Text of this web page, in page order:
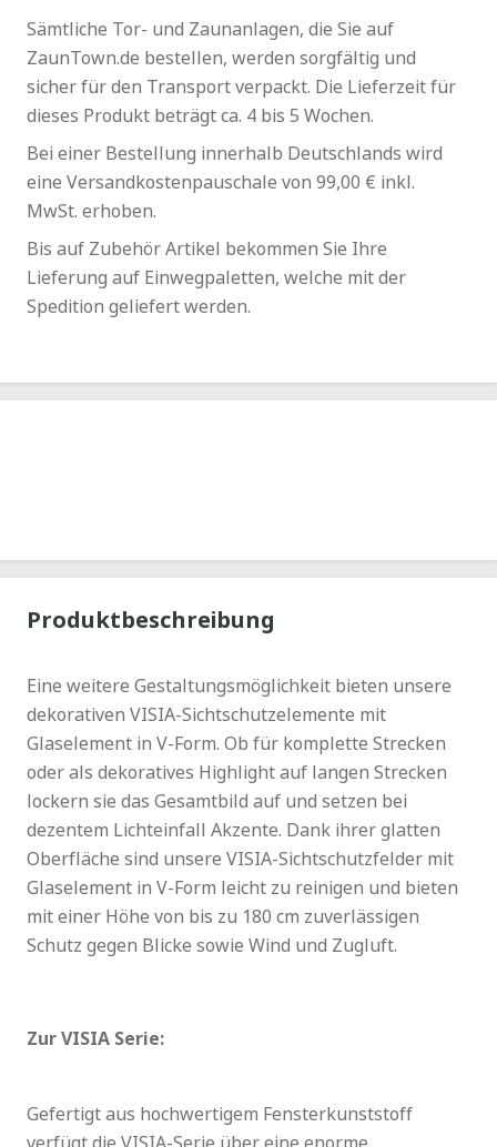
Sämtliche Tor- und Zaunanlagen, die Sie auf
ZaunTown.de bestellen, werden sorgfältig und
sicher für den Transport verpackt. Die Lieferzeit für
dieses Produkt beträgt ca. 4 bis 5 Wochen.
Bei einer Bestellung innerhalb Deutschlands wird
eine Versandkostenpauschale von 99,00 € inkl.
MwSt. erhoben.
Bis auf Zubehör Artikel bekommen Sie Ihre
Lieferung auf Einwegpaletten, welche mit der
Spedition geliefert werden.
Produktbeschreibung
Eine weitere Gestaltungsmöglichkeit bieten unsere
dekorativen VISIA-Sichtschutzelemente mit
Glaselement in V-Form. Ob für komplette Strecken
oder als dekoratives Highlight auf langen Strecken
lockern sie das Gesamtbild auf und setzen bei
dezentem Lichteinfall Akzente. Dank ihrer glatten
Oberfläche sind unsere VISIA-Sichtschutzfelder mit
Glaselement in V-Form leicht zu reinigen und bieten
mit einer Höhe von bis zu 180 cm zuverlässigen
Schutz gegen Blicke sowie Wind und Zugluft.
Zur VISIA Serie:
Gefertigt aus hochwertigem Fensterkunststoff